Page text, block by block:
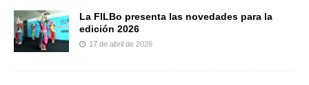
La FILBo presenta las novedades para la
edición 2026
17 de abril de 2026